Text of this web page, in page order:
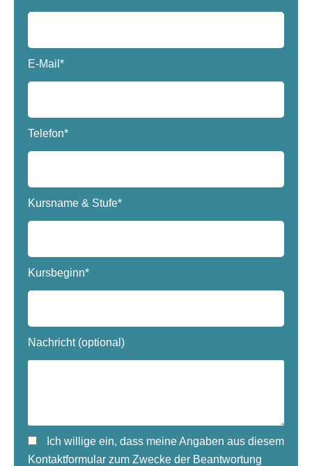
E-Mail*
Telefon*
Kursname & Stufe*
Kursbeginn*
Nachricht (optional)
Ich willige ein, dass meine Angaben aus diesem
Kontaktformular zum Zwecke der Beantwortung